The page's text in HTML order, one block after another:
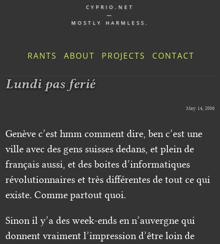
CYPRIO.NET
—
MOSTLY HARMLESS.
RANTS ABOUT PROJECTS CONTACT
Lundi pas ferié
May 14, 2006
Genève c’est hmm comment dire, ben c’est une
ville avec des gens suisses dedans, et plein de
français aussi, et des boites d’informatiques
révolutionnaires et très différentes de tout ce qui
existe. Comme partout quoi.
Sinon il y’a des week-ends en n’auvergne qui
donnent vraiment l’impression d’être loin de